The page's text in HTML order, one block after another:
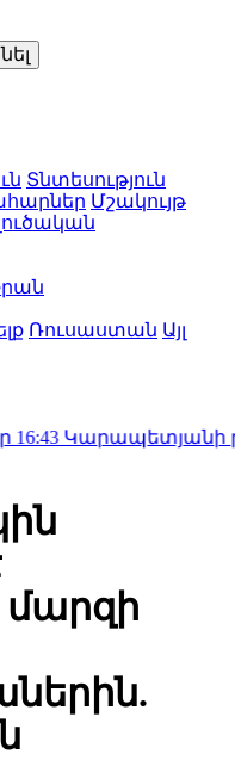
Տնտեսություն
Մշակույթ
Ռուսաստան Այլ
Կարապետյանի թիմը
մարզի